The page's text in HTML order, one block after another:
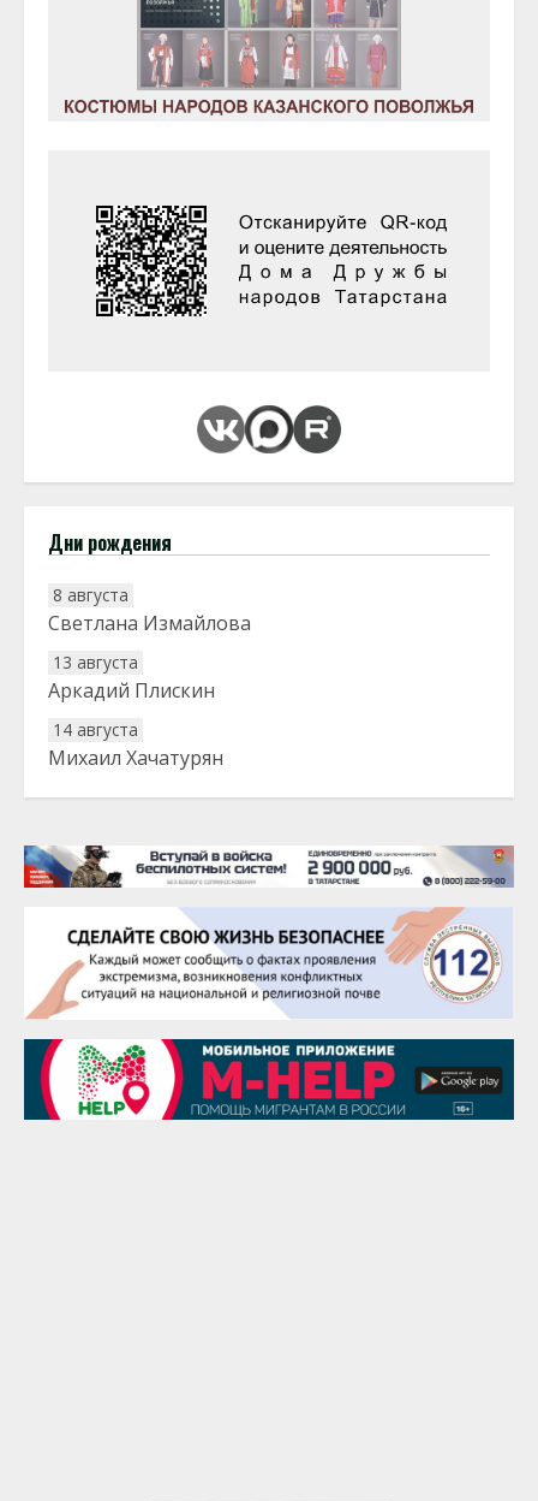
Дни рождения
8 августа
Светлана Измайлова
13 августа
Аркадий Плискин
14 августа
Михаил Хачатурян
20 августа
22 августа
Евгений Ефимов
25 августа
Сэсэгма Бубеева
28 августа
Чингиз Мустафаев
29 августа
Надежда Рослова